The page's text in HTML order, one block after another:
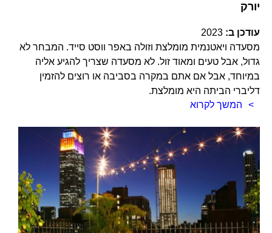
יורק
עודכן ב: 2023
מסעדה ויאטנמית מומלצת וזולה באפר ווסט סייד. המבחר לא
גדול, אבל טעים ומאוד זול. לא מסעדה שצריך להגיע אליה
במיוחד, אבל אם אתם במקרה בסביבה או רוצים להזמין
דליברי הביתה היא מומלצת.
המשך לקרוא